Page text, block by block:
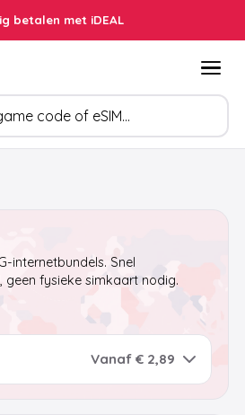
betalen met iDEAL
internetbundels. Snel
geen fysieke simkaart nodig.
Vanaf € 2,89